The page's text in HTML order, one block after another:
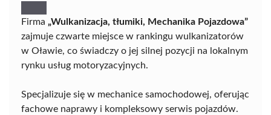
Firma „Wulkanizacja, tłumiki, Mechanika Pojazdowa”
zajmuje czwarte miejsce w rankingu wulkanizatorów
w Oławie, co świadczy o jej silnej pozycji na lokalnym
rynku usług motoryzacyjnych.
Specjalizuje się w mechanice samochodowej, oferując
fachowe naprawy i kompleksowy serwis pojazdów.